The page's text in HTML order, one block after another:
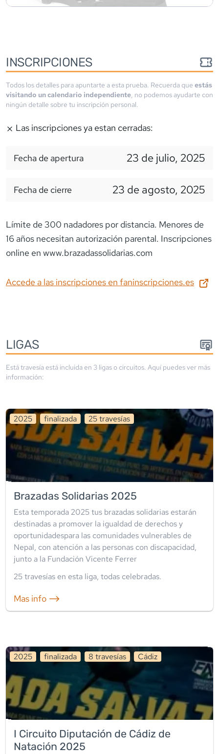
INSCRIPCIONES
Todos los detalles para apuntarte a esta prueba. Recuerda que estás
visitando un calendario independiente, no podemos ayudarte con
ningún detalle sobre tu inscripción personal.
Las inscripciones ya estan cerradas:
Fecha de apertura 23 de julio, 2025
Fecha de cierre 23 de agosto, 2025
Límite de 300 nadadores por distancia. Menores de
16 años necesitan autorización parental. Inscripciones
online en www.brazadassolidarias.com
Accede a las inscripciones en faninscripciones.es
LIGAS
Está travesía está incluida en 3 ligas o circuitos. Aquí puedes ver más
información:
2025 finalizada 25travesías
Brazadas Solidarias 2025
Esta temporada 2025 tus brazadas solidarias estarán
destinadas a promover la igualdad de derechos y
oportunidadespara las comunidades vulnerables de
Nepal, con atención a las personas con discapacidad,
junto a la Fundación Vicente Ferrer
25travesías en esta liga, todas celebradas.
Mas info ⟶
2025 finalizada 8 travesías Cádiz
I Circuito Diputación de Cádiz de
Natación 2025